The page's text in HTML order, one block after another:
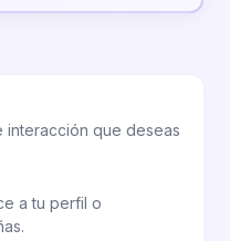
interacción que deseas
a tu perfil o